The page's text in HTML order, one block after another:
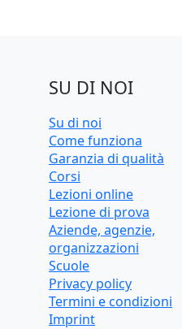
SU DI NOI
Su di noi
Come funziona
Garanzia di qualità
Corsi
Lezioni online
Lezione di prova
Aziende, agenzie,
organizzazioni
Scuole
Privacy policy
Termini e condizioni
Imprint